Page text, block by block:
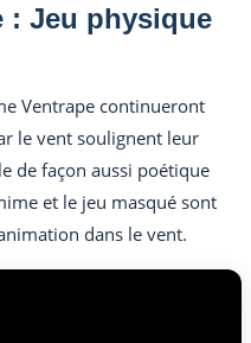
: Jeu physique
Ventrape continueront
le vent soulignent leur
de façon aussi poétique
et le jeu masqué sont
dans le vent.